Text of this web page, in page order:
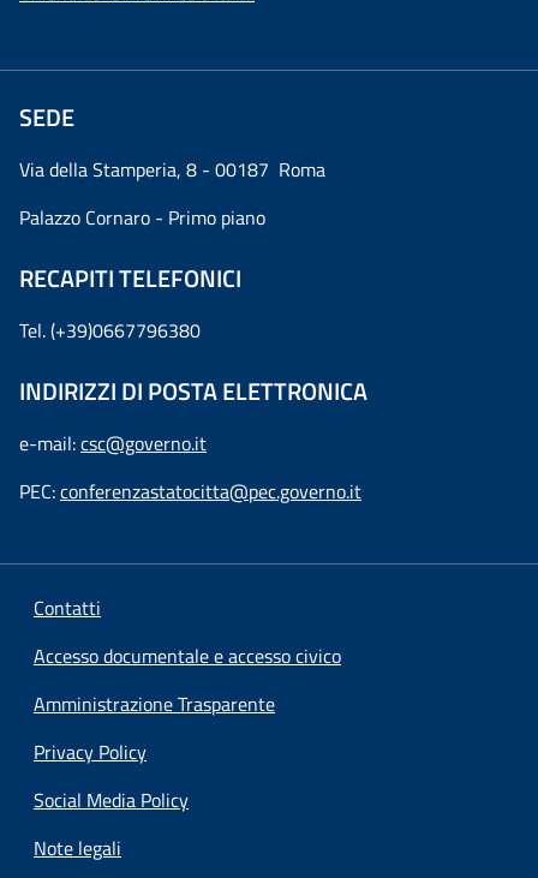
SEDE
Via della Stamperia, 8 - 00187 Roma
Palazzo Cornaro - Primo piano
RECAPITI TELEFONICI
Tel. (+39)0667796380
INDIRIZZI DI POSTA ELETTRONICA
e-mail:csc@governo.it
PEC:conferenzastatocitta@pec.governo.it
Contatti
Accesso documentale e accesso civico
Amministrazione Trasparente
Privacy Policy
Social Media Policy
Note legali